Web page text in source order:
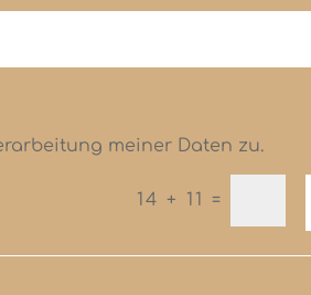
meiner Daten zu.
14 + 11 =